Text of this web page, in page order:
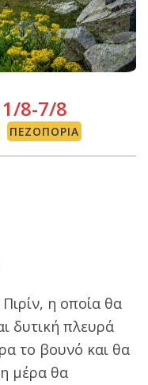
8-7/8
ΠΕΖΟΠΟΡΊΑ
η οποία θα
δυτική πλευρά
το βουνό και θα
μέρα θα